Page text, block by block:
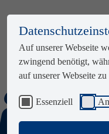
Auf unserer Webseite
zwingend benötigt,
auf unserer Webseite zu
Essenziell